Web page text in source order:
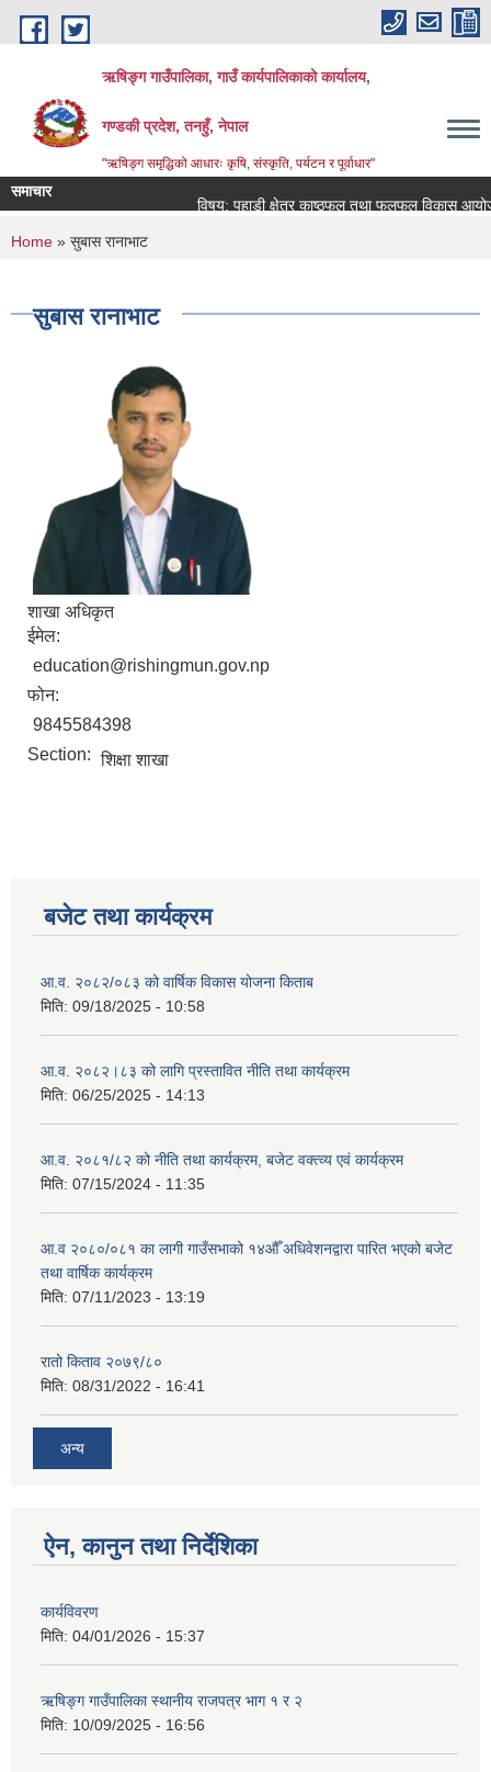
Skip to main content
ऋषिङ्ग गाउँपालिका, गाउँ कार्यपालिकाको कार्यालय,
गण्डकी प्रदेश, तनहुँ, नेपाल
"ऋषिङ्ग समृद्धिको आधारः कृषि, संस्कृति, पर्यटन र पूर्वाधार"
समाचार
विषय: पहाडी क्षेत्र काष्ठफल तथा फलफूल विकास
You are here
Home » सुबास रानाभाट
सुबास रानाभाट
शाखा अधिकृत
ईमेल:
education@rishingmun.gov.np
फोन:
9845584398
Section: शिक्षा शाखा
बजेट तथा कार्यक्रम
आ.व. २०८२/०८३ को वार्षिक विकास योजना किताब
मिति: 09/18/2025 - 10:58
आ.व. २०८२।८३ को लागि प्रस्तावित नीति तथा कार्यक्रम
मिति: 06/25/2025 - 14:13
आ.व. २०८१/८२ को नीति तथा कार्यक्रम, बजेट वक्त्व्य एवं कार्यक्रम
मिति: 07/15/2024 - 11:35
आ.व २०८०/०८१ का लागी गाउँसभाको १४औँ अधिवेशनद्वारा पारित भएको बजेट
तथा वार्षिक कार्यक्रम
मिति: 07/11/2023 - 13:19
रातो किताव २०७९/८०
मिति: 08/31/2022 - 16:41
अन्य
ऐन, कानुन तथा निर्देशिका
कार्यविवरण
मिति: 04/01/2026 - 15:37
ऋषिङ्ग गाउँपालिका स्थानीय राजपत्र भाग १ र २
मिति: 10/09/2025 - 16:56